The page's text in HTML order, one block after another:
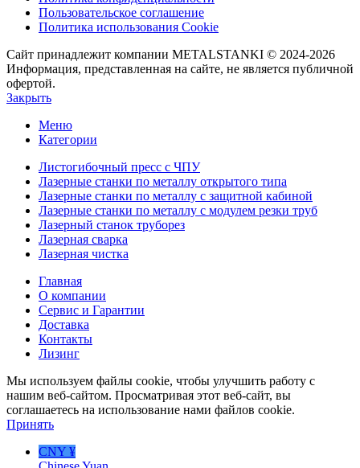
Пользовательское соглашение
Политика использования Cookie
Сайт принадлежит компании METALSTANKI © 2024-2026
Информация, представленная на сайте, не является публичной
офертой.
Закрыть
Меню
Категории
Листогибочный пресс с ЧПУ
Лазерные станки по металлу открытого типа
Лазерные станки по металлу с защитной кабиной
Лазерные станки по металлу с модулем резки труб
Лазерный станок труборез
Лазерная сварка
Лазерная чистка
Главная
О компании
Сервис и Гарантии
Доставка
Контакты
Лизинг
Мы используем файлы cookie, чтобы улучшить работу с
нашим веб-сайтом. Просматривая этот веб-сайт, вы
соглашаетесь на использование нами файлов cookie.
Принять
CNY ¥